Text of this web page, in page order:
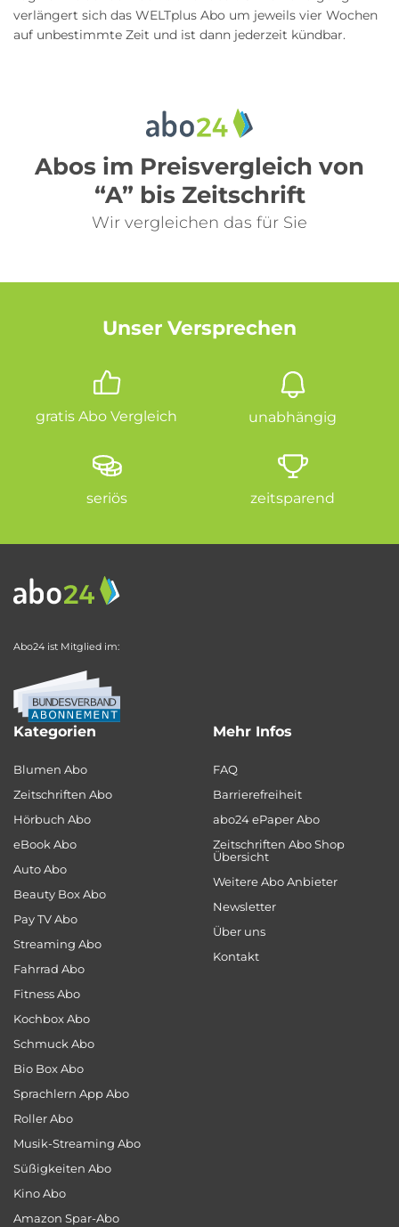
verlängert sich das WELTplus Abo um jeweils vier Wochen
auf unbestimmte Zeit und ist dann jederzeit kündbar.
Abos im Preisvergleich von
“A” bis Zeitschrift
Wir vergleichen das für Sie
Unser Versprechen
gratis Abo Vergleich unabhängig
seriös zeitsparend
Abo24 ist Mitglied im:
Kategorien
Blumen Abo
Zeitschriften Abo
Hörbuch Abo
eBook Abo
Auto Abo
Beauty Box Abo
Pay TV Abo
Streaming Abo
Fahrrad Abo
Fitness Abo
Kochbox Abo
Schmuck Abo
Bio Box Abo
Sprachlern App Abo
Roller Abo
Musik-Streaming Abo
Süßigkeiten Abo
Kino Abo
Amazon Spar-Abo
Mehr Infos
FAQ
Barrierefreiheit
abo24 ePaper Abo
Zeitschriften Abo Shop
Übersicht
Weitere Abo Anbieter
Newsletter
Über uns
Kontakt